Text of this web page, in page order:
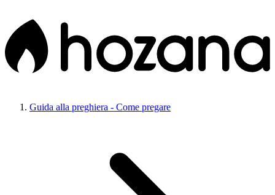
Guida alla preghiera - Come pregare